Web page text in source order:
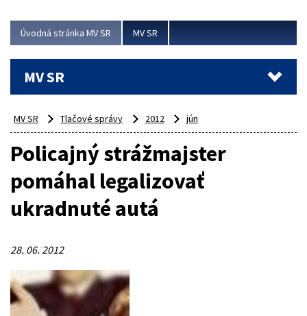
Úvodná stránka MV SR MV SR
MV SR
MV SR Tlačové správy 2012 jún
Policajný strážmajster
pomáhal legalizovať
ukradnuté autá
28. 06. 2012